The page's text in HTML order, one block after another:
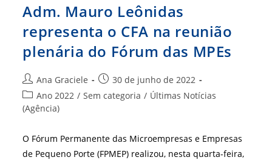
Adm. Mauro Leônidas
representa o CFA na reunião
plenária do Fórum das MPEs
Autor
do
post:
Ana Graciele
Post
publicado:
30 de junho de 2022
Categoria
do
Ano 2022 / Sem categoria / Últimas Notícias
(Agência)
O Fórum Permanente das Microempresas e Empresas
de Pequeno Porte (FPMEP) realizou, nesta quarta-feira,